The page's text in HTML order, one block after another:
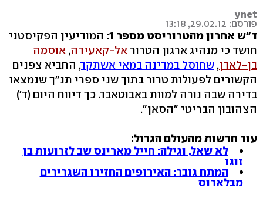
ynet
פורסם: 29.02.12, 13:18
ד"ש אחרון מהטרוריסט מספר 1:
המודיעין הפקיסטני
חושד כי מנהיג ארגון הטרור אל-קאעידה, אוסמה
בן-לאדן, שחוסל במדינה במאי אשתקד, החביא צפנים
הקשורים לפעולות טרור בתוך שני ספרי תנ"ך שנמצאו
בדירה שבה נורה למוות באבוטאבד. כך דיווח היום (ד')
הצהובון הבריטי "הסאן".
עוד חדשות מהעולם הגדול:
לא שאל, וגילה: חייל מארינס שב לזרועות בן
זוגו
המתח גובר: האירופים החזירו השגרירים
מבלארוס